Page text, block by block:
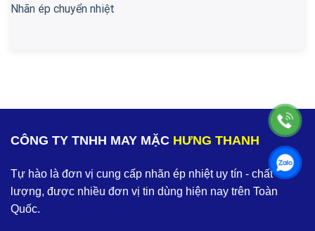
Nhãn ép chuyển nhiệt
CÔNG TY TNHH MAY MẶC HƯNG THANH
Tự hào là đơn vị cung cấp nhãn ép nhiệt uy tín - chất
lượng, được nhiều đơn vị tin dùng hiện nay trên Toàn
Quốc.